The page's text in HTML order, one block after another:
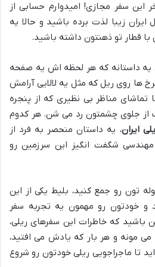
این سفر مجازی! امیدوارم حسابی از
زیبا لذت برده باشید و حالا یه
قطار تو ذهنتون داشته باشید.
یه داستانه که هر لحظه اش یه صفحه
ها روی ریل که مثل یه لالایی آرامش
مناظر بی نظیری که از پنجره
از جلوی چشمتون رد می شن. هر کدوم
ایران، یه داستان منحصر به فرد از
شگفت انگیز این سرزمین رو
تون رو جمع کنید، بلیط یکی از این
و خودتون رو مهمون یه تجربه سفر
باشید که خاطرات این سفرهای ریلی،
مونه و هر بار که یادش می افتید،
تا ماجراجویی ریلی خودتون رو شروع